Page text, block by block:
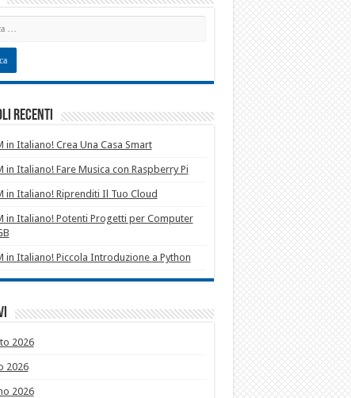
recenti
in Italiano! Crea Una Casa Smart
in Italiano! Fare Musica con Raspberry Pi
in Italiano! Riprenditi Il Tuo Cloud
in Italiano! Potenti Progetti per Computer
in Italiano! Piccola Introduzione a Python
2026
2026
2026